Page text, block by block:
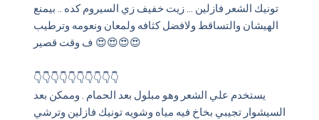
تونيك الشعر فازلين … زيت خفيف زي السيروم كده .. بيمنع
الهيشان والتساقط ولافضل كثافه ولمعان ونعومه وترطيب
ف وقت قصير 😍😍😍😍
👇👇👇👇👇👇👇👇👇👇
يستخدم علي الشعر وهو مبلول بعد الحمام . وممكن بعد
السيشوار تجيبي بخاخ فيه مياه وشويه تونيك فازلين وترشي